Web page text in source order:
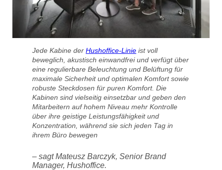
Jede Kabine der Hushoffice-Linie ist voll
beweglich, akustisch einwandfrei und verfügt über
eine regulierbare Beleuchtung und Belüftung für
maximale Sicherheit und optimalen Komfort sowie
robuste Steckdosen für puren Komfort. Die
Kabinen sind vielseitig einsetzbar und geben den
Mitarbeitern auf hohem Niveau mehr Kontrolle
über ihre geistige Leistungsfähigkeit und
Konzentration, während sie sich jeden Tag in
ihrem Büro bewegen
– sagt Mateusz Barczyk, Senior Brand
Manager, Hushoffice.